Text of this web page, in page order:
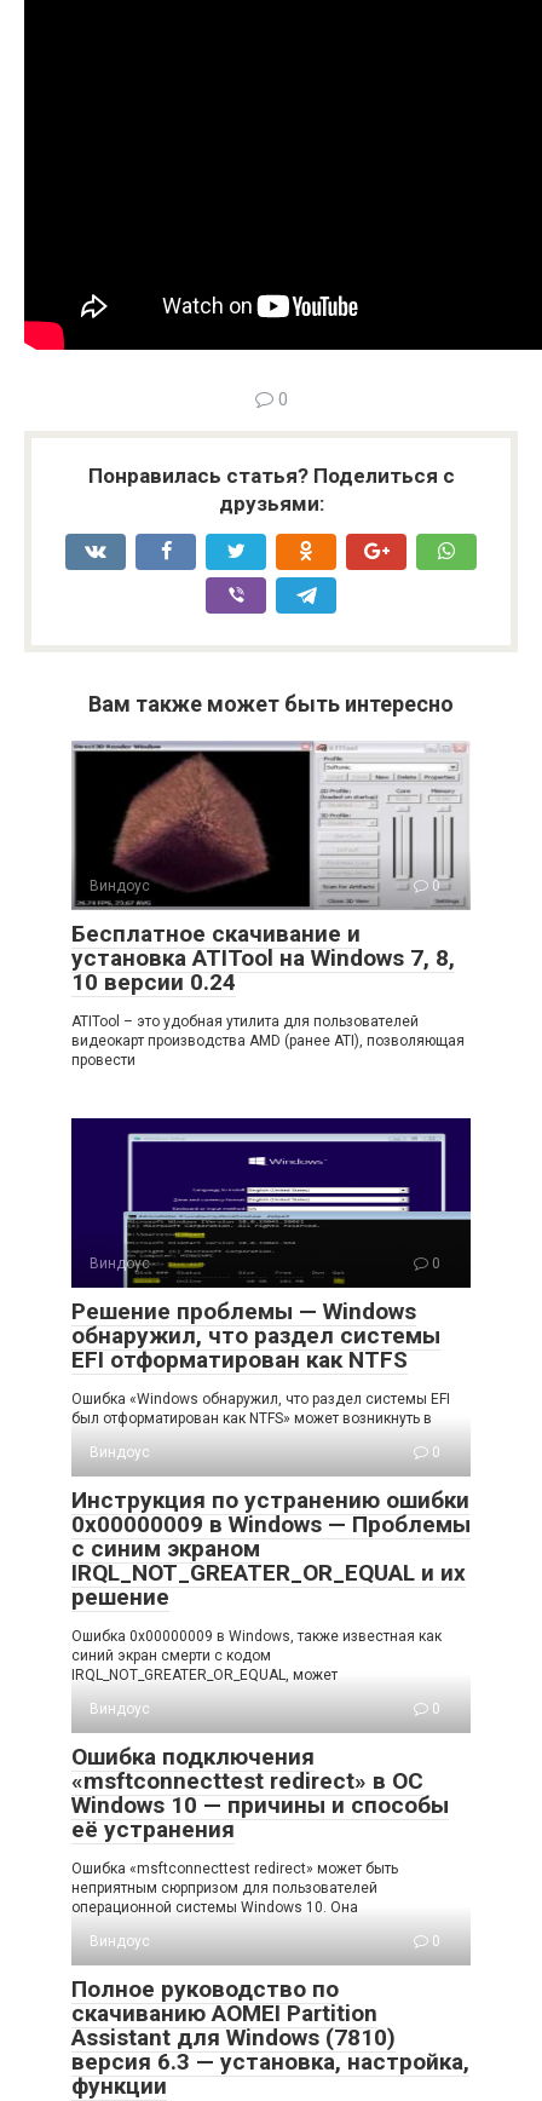
0
Понравилась статья? Поделиться с
друзьями:
Вам также может быть интересно
Виндоус 0
Бесплатное скачивание и
установка ATITool на Windows 7, 8,
10 версии 0.24
ATITool – это удобная утилита для пользователей
видеокарт производства AMD (ранее ATI), позволяющая
провести
Виндоус 0
Решение проблемы — Windows
обнаружил, что раздел системы
EFI отформатирован как NTFS
Ошибка «Windows обнаружил, что раздел системы EFI
был отформатирован как NTFS» может возникнуть в
Виндоус
0
Инструкция по устранению ошибки
0x00000009 в Windows — Проблемы
с синим экраном
IRQL_NOT_GREATER_OR_EQUAL и их
решение
Ошибка 0x00000009 в Windows, также известная как
синий экран смерти с кодом
IRQL_NOT_GREATER_OR_EQUAL, может
Виндоус
0
Ошибка подключения
«msftconnecttest redirect» в ОС
Windows 10 — причины и способы
её устранения
Ошибка «msftconnecttest redirect» может быть
неприятным сюрпризом для пользователей
операционной системы Windows 10. Она
Виндоус
0
Полное руководство по
скачиванию AOMEI Partition
Assistant для Windows (7810)
версия 6.3 — установка, настройка,
функции